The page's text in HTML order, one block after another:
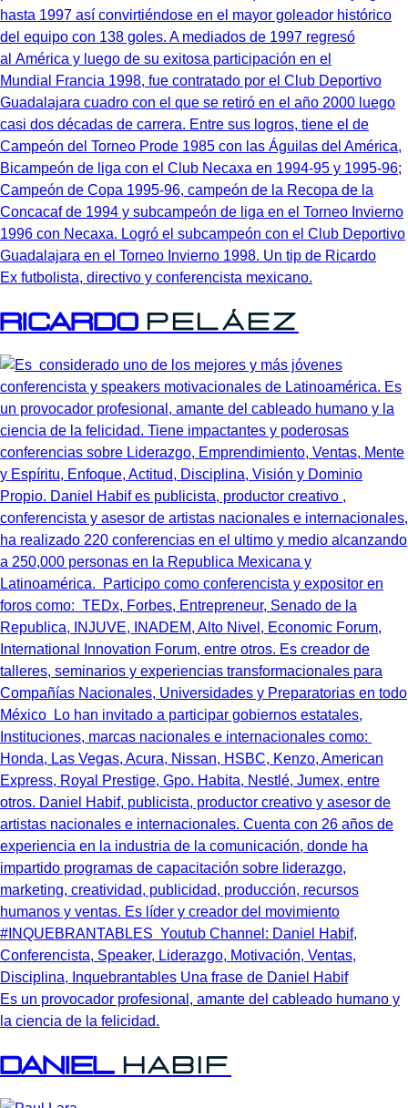
Ex futbolista, directivo y conferencista mexicano.
Ricardo Peláez
Es un provocador profesional, amante del cableado humano y
la ciencia de la felicidad.
Daniel Habif